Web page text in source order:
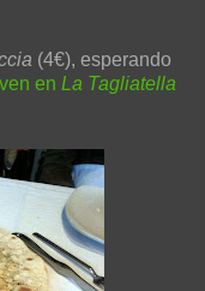
(4€), esperando
en La Tagliatella